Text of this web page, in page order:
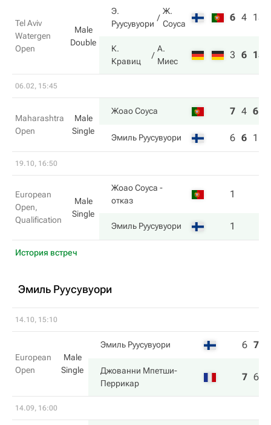
Tel Aviv
Watergen
Open
Male
Double
Э.
Руусувуори
Ж.
Соуса
6 4 13
К.
Кравиц
А.
Миес
3 6 15
06.02, 15:45
Maharashtra
Open
Male
Single
Жоао Соуса 7 4 6
Эмиль Руусувуори 6 6 1
19.10, 16:50
European
Open,
Qualification
Male
Single
Жоао Соуса -
отказ
1
Эмиль Руусувуори 1
История встреч
Эмиль Руусувуори
14.10, 15:10
European
Open
Male
Single
Эмиль Руусувуори 6 7
Джованни Мпетши-
Перрикар
7 6
14.09, 16:00